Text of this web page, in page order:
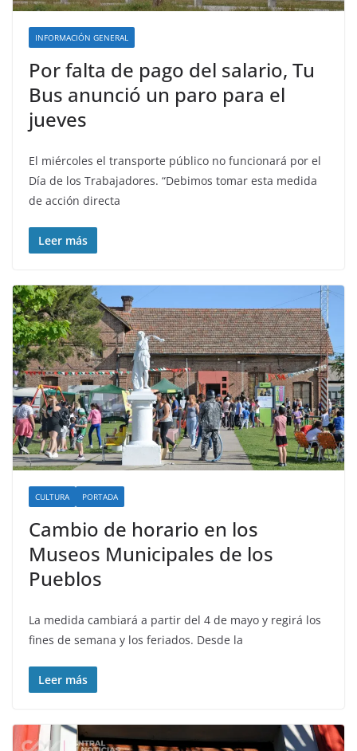
INFORMACIÓN GENERAL
Por falta de pago del salario, Tu
Bus anunció un paro para el
jueves
El miércoles el transporte público no funcionará por el
Día de los Trabajadores. “Debimos tomar esta medida
de acción directa
Leer más
CULTURA PORTADA
Cambio de horario en los
Museos Municipales de los
Pueblos
La medida cambiará a partir del 4 de mayo y regirá los
fines de semana y los feriados. Desde la
Leer más